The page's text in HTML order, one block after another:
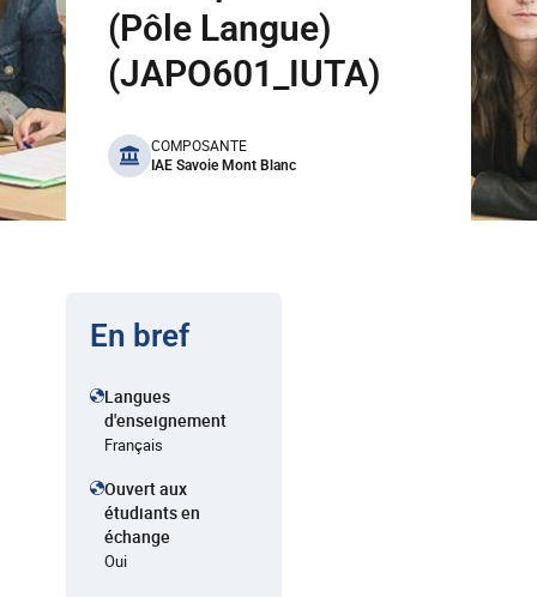
(Pôle Langue)
(JAPO601_IUTA)
benefits
COMPOSANTE
IAE Savoie Mont Blanc
En bref
Langues
d'enseignement
Français
Ouvert aux
étudiants en
échange
Oui